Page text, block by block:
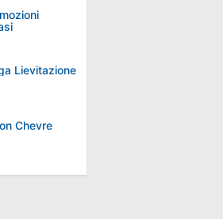
Lievitazione
Chevre